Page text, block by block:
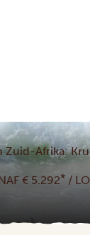
Zuid-Afrika:
€ 5.292*/